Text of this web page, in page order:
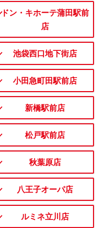
ドン・キホーテ蒲田駅前
店
池袋西口地下街店
小田急町田駅前店
新橋駅前店
松戸駅前店
秋葉原店
八王子オーパ店
ルミネ立川店